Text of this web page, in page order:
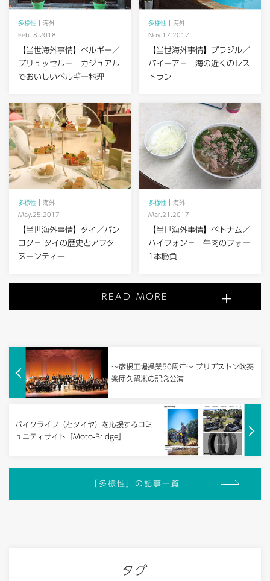
【当世海外事情】ベルギー／
ブリュッセル－ カジュアル
でおいしいベルギー料理
多様性
海外
Feb. 8.2018
【当世海外事情】ブラジル／
バイーア－ 海の近くのレス
トラン
多様性
海外
Nov.17.2017
【当世海外事情】タイ／バン
コク－ タイの歴史とアフタ
ヌーンティー
多様性
海外
May.25.2017
【当世海外事情】ベトナム／
ハイフォン－ 牛肉のフォー
1本勝負！
多様性
海外
Mar.21.2017
READ MORE
～彦根工場操業50周年～ ブリヂストン吹奏
楽団久留米の記念公演
バイクライフ（とタイヤ）を応援するコミ
ュニティサイト「Moto-Bridge」
「多様性」の記事一覧
タグ